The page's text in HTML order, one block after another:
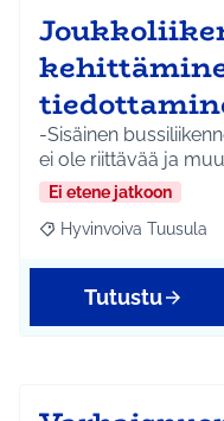
-Sisäinen
ei ole riittävää ja
Ei etene jatkoon
Rajaa tulokset
Hyvinvoiva Tuusula
Tutustu